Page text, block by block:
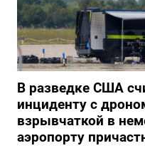
В разведке США
инциденту с
взрывчаткой в
аэропорту